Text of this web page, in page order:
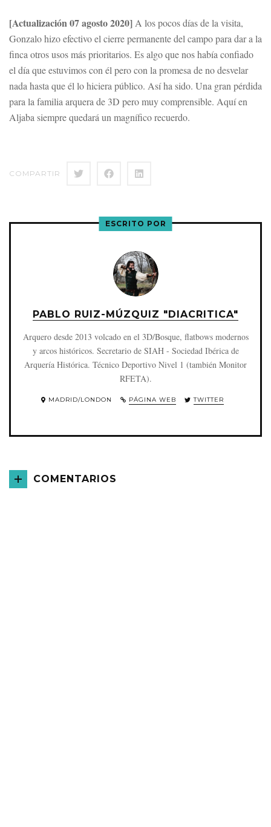
[Actualización 07 agosto 2020] A los pocos días de la visita,
Gonzalo hizo efectivo el cierre permanente del campo para dar a la
finca otros usos más prioritarios. Es algo que nos había confiado
el día que estuvimos con él pero con la promesa de no desvelar
nada hasta que él lo hiciera público. Así ha sido. Una gran pérdida
para la familia arquera de 3D pero muy comprensible. Aquí en
Aljaba siempre quedará un magnífico recuerdo.
COMPARTIR
ESCRITO POR
PABLO RUIZ-MÚZQUIZ "DIACRITICA"
Arquero desde 2013 volcado en el 3D/Bosque, flatbows modernos
y arcos históricos. Secretario de SIAH - Sociedad Ibérica de
Arquería Histórica. Técnico Deportivo Nivel 1 (también Monitor
RFETA).
MADRID/LONDON PÁGINA WEB TWITTER
COMENTARIOS